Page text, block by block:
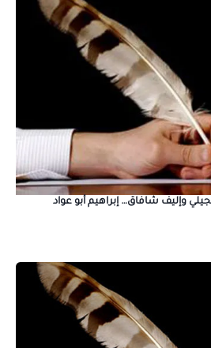
وإليف شافاق… إبراهيم أبو عواد